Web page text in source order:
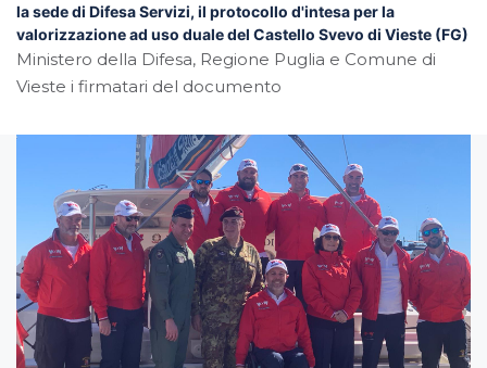
la sede di Difesa Servizi, il protocollo d'intesa per la
valorizzazione ad uso duale del Castello Svevo di Vieste (FG)
Ministero della Difesa, Regione Puglia e Comune di
Vieste i firmatari del documento